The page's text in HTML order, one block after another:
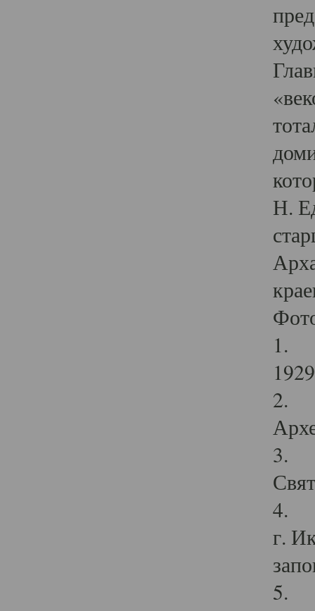
Н.
1.
2.
3.
4.
г.
5.